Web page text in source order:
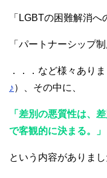
「LGBTの困難解消へ
「パートナーシップ
．．．など様々あり
♪）、その中に、
「差別の悪質性は、
で客観的に決まる。」
という内容がありまし